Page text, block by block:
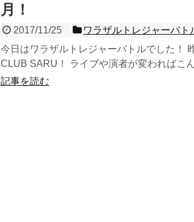
月！
2017/11/25
ワラザルトレジャーバト
今日はワラザルトレジャーバトルでした！
CLUB SARU！ ライブや演者が変わればこ
記事を読む